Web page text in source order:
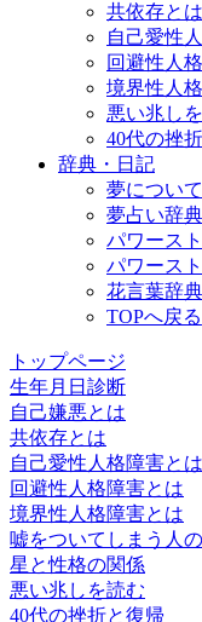
共依存とは
自己愛性
回避性人
境界性人
悪い兆し
40代の挫
辞典・日記
夢について
夢占い辞典
パワース
パワース
花言葉辞典
TOPへ戻る
トップページ
生年月日診断
自己嫌悪とは
共依存とは
自己愛性人格障害とは
回避性人格障害とは
境界性人格障害とは
嘘をついてしまう人
星と性格の関係
悪い兆しを読む
40代の挫折と復帰